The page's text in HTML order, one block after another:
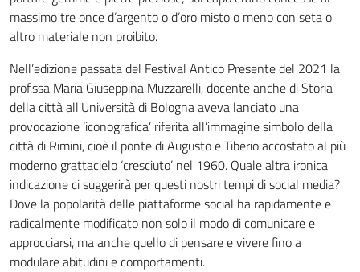
massimo tre once d’argento o d’oro misto o meno con seta o
altro materiale non proibito.
Nell’edizione passata del Festival Antico Presente del 2021 la
prof.ssa Maria Giuseppina Muzzarelli, docente anche di Storia
della città all'Università di Bologna aveva lanciato una
provocazione ‘iconografica’ riferita all’immagine simbolo della
città di Rimini, cioè il ponte di Augusto e Tiberio accostato al più
moderno grattacielo ‘cresciuto’ nel 1960. Quale altra ironica
indicazione ci suggerirà per questi nostri tempi di social media?
Dove la popolarità delle piattaforme social ha rapidamente e
radicalmente modificato non solo il modo di comunicare e
approcciarsi, ma anche quello di pensare e vivere fino a
modulare abitudini e comportamenti.